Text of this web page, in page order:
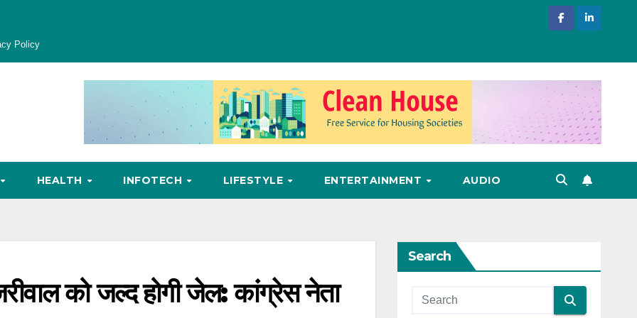
Policy
HEALTH INFOTECH LIFESTYLE ENTERTAINMENT AUDIO
को जल्द होगी जेल: कांग्रेस नेता
Search